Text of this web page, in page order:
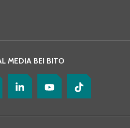
MEDIA BEI BITO